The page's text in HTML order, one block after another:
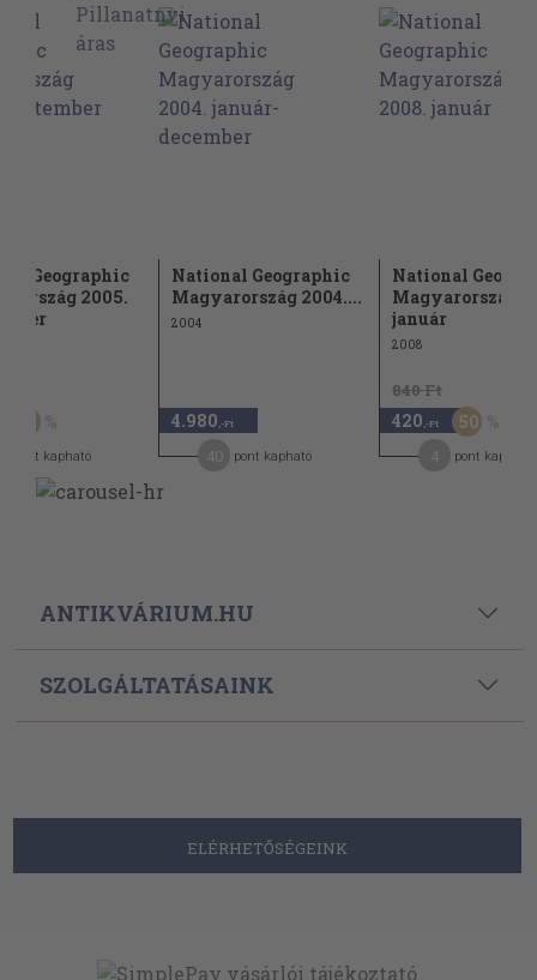
Geographic
2005.
pont kapható
National Geographic
Magyarország 2004....
2004
4.980 ,-Ft
pont kapható
National
Magyarország
január
2008
840 Ft
420 ,-Ft 50
pont kapható
ANTIKVÁRIUM.HU
SZOLGÁLTATÁSAINK
ELÉRHETŐSÉGEINK